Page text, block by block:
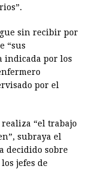
sin recibir por
“sus
indicada por los
por el
“el trabajo
subraya el
decidido sobre
jefes de